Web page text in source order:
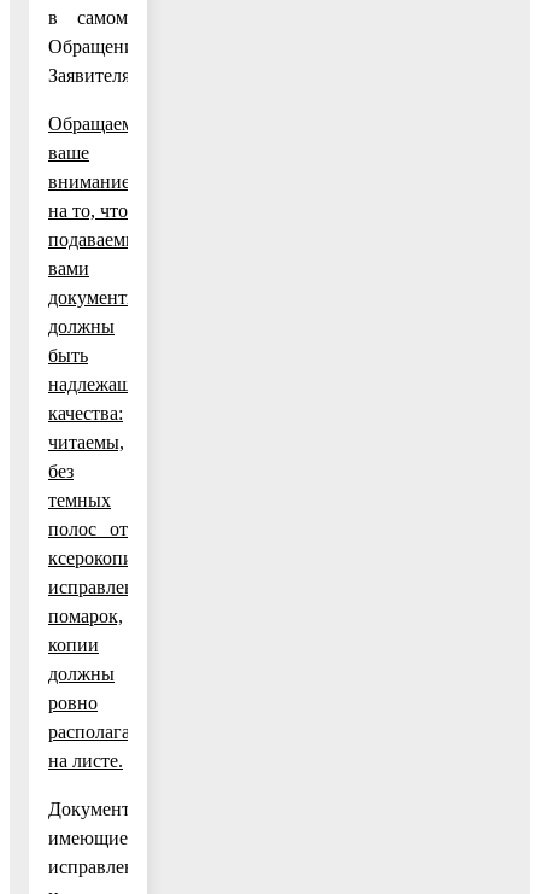
в самом
Обращении
Заявителя.
Обращаем
ваше
внимание
на то, что
подаваемые
вами
документы
должны
быть
надлежащего
качества:
читаемы,
без
темных
полос от
ксерокопии,
исправлений,
помарок,
копии
должны
ровно
располагаться
на листе.
Документы,
имеющие
исправления